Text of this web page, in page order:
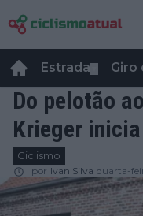
Estrada Giro
Do pelotão
Krieger
Ciclismo
por Ivan Silva quarta-